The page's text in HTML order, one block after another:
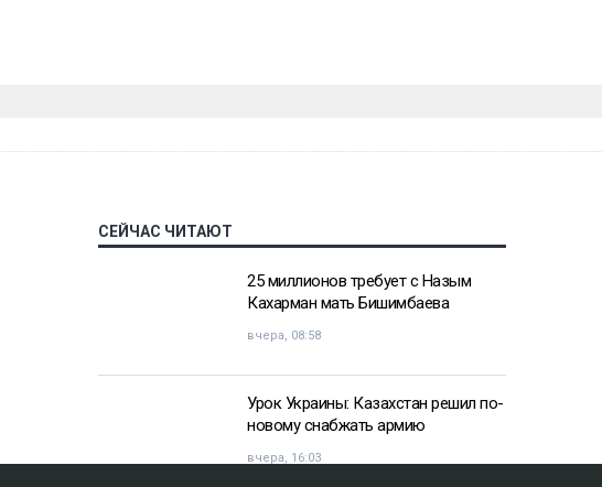
СЕЙЧАС ЧИТАЮТ
25 миллионов требует с Назым
Кахарман мать Бишимбаева
вчера, 08:58
Урок Украины: Казахстан решил по-
новому снабжать армию
вчера, 16:03